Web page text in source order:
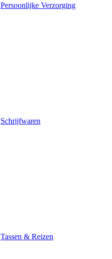
Persoonlijke Verzorging
Schrijfwaren
Tassen & Reizen